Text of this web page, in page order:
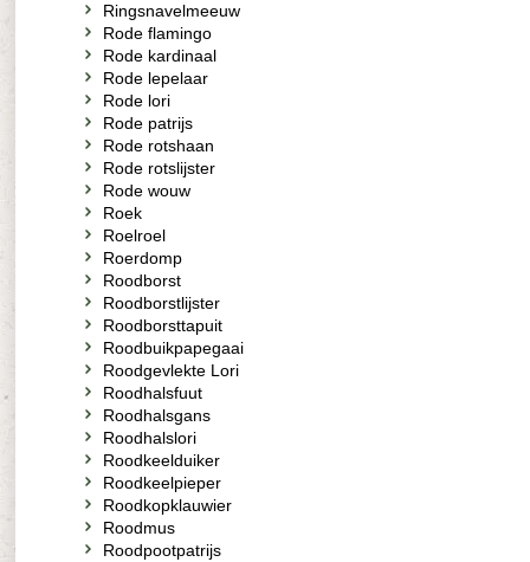
Ringsnavelmeeuw
Rode flamingo
Rode kardinaal
Rode lepelaar
Rode lori
Rode patrijs
Rode rotshaan
Rode rotslijster
Rode wouw
Roek
Roelroel
Roerdomp
Roodborst
Roodborstlijster
Roodborsttapuit
Roodbuikpapegaai
Roodgevlekte Lori
Roodhalsfuut
Roodhalsgans
Roodhalslori
Roodkeelduiker
Roodkeelpieper
Roodkopklauwier
Roodmus
Roodpootpatrijs